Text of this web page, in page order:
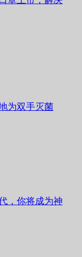
为双手灭菌
，你将成为神